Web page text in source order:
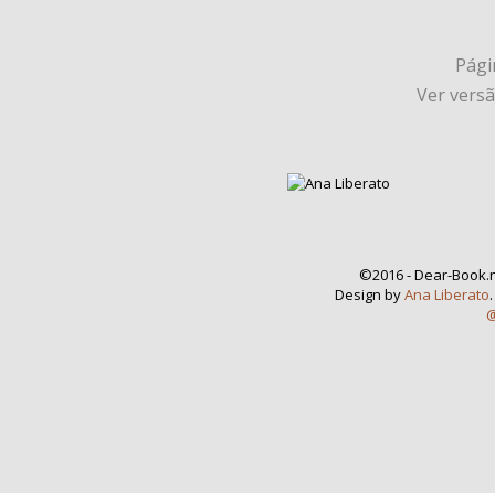
Ver
©2016 - Dear-
Design byAna Liberato